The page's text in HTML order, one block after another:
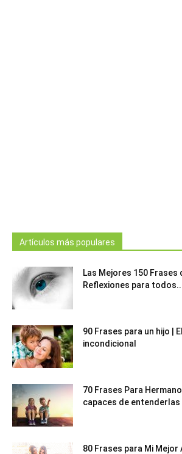
Artículos más populares
Las Mejores 150 Frases
Reflexiones para
90 Frases para un hijo |
incondicional
70 Frases Para
capaces de entenderlas
80 Frases para Mi Mejor